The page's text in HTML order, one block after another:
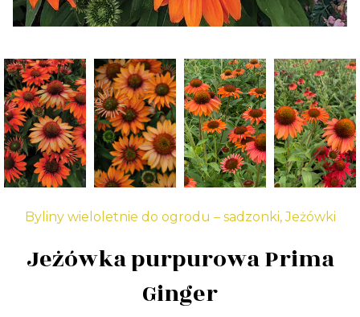
Byliny wieloletnie do ogrodu – sadzonki,Jeżówki
Jeżówka purpurowa Prima
Ginger